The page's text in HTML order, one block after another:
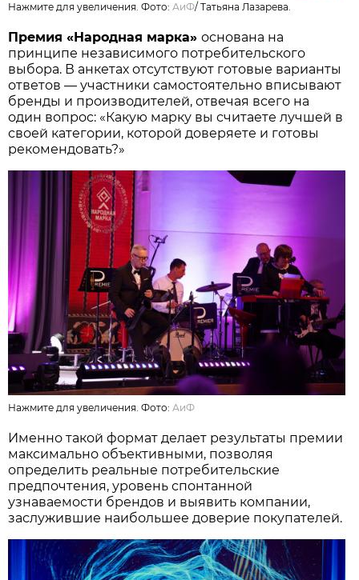
Нажмите для увеличения. Фото:АиФ/Татьяна Лазарева.
Премия «Народная марка»основана на
принципе независимого потребительского
выбора. В анкетах отсутствуют готовые варианты
ответов — участники самостоятельно вписывают
бренды и производителей, отвечая всего на
один вопрос: «Какую марку вы считаете лучшей в
своей категории, которой доверяете и готовы
рекомендовать?»
Нажмите для увеличения. Фото:АиФ
Именно такой формат делает результаты премии
максимально объективными, позволяя
определить реальные потребительские
предпочтения, уровень спонтанной
узнаваемости брендов и выявить компании,
заслужившие наибольшее доверие покупателей.